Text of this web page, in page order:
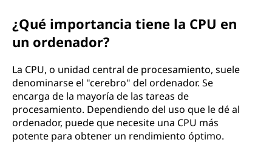
¿Qué importancia tiene la CPU en
un ordenador?
La CPU, o unidad central de procesamiento, suele
denominarse el "cerebro" del ordenador. Se
encarga de la mayoría de las tareas de
procesamiento. Dependiendo del uso que le dé al
ordenador, puede que necesite una CPU más
potente para obtener un rendimiento óptimo.